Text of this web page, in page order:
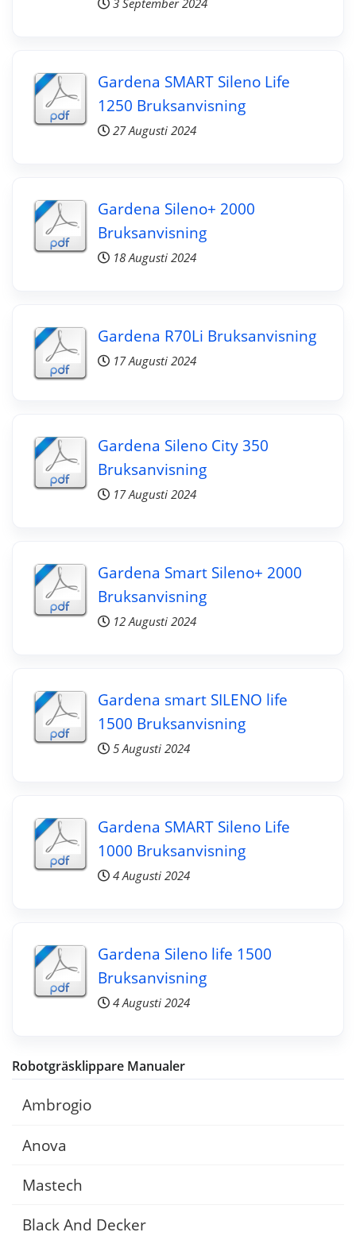
3 September 2024
Gardena SMART Sileno Life
1250 Bruksanvisning
27 Augusti 2024
Gardena Sileno+ 2000
Bruksanvisning
18 Augusti 2024
Gardena R70Li Bruksanvisning
17 Augusti 2024
Gardena Sileno City 350
Bruksanvisning
17 Augusti 2024
Gardena Smart Sileno+ 2000
Bruksanvisning
12 Augusti 2024
Gardena smart SILENO life
1500 Bruksanvisning
5 Augusti 2024
Gardena SMART Sileno Life
1000 Bruksanvisning
4 Augusti 2024
Gardena Sileno life 1500
Bruksanvisning
4 Augusti 2024
Robotgräsklippare Manualer
Ambrogio
Anova
Mastech
Black And Decker